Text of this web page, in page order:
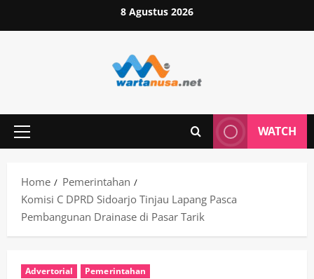
to
8 Agustus 2026
Primary
WATCH
Home
Pemerintahan
Komisi C DPRD Sidoarjo Tinjau Lapang Pasca
Pembangunan Drainase di Pasar Tarik
Advertorial Pemerintahan